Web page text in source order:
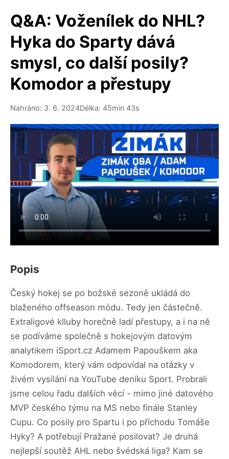
Q&A: Voženílek do NHL?
Hyka do Sparty dává
smysl, co další posily?
Komodor a přestupy
Nahráno: 3. 6. 2024Délka: 45min 43s
Popis
Český hokej se po božské sezoně ukládá do
blaženého offseason módu. Tedy jen částečně.
Extraligové klluby horečně ladí přestupy, a i na ně
se podíváme společně s hokejovým datovým
analytikem iSport.cz Adamem Papouškem aka
Komodorem, který vám odpovídal na otázky v
živém vysílání na YouTube deníku Sport. Probrali
jsme celou řadu dalších věcí - mimo jiné datového
MVP českého týmu na MS nebo finále Stanley
Cupu. Co posily pro Spartu i po příchodu Tomáše
Hyky? A potřebují Pražané posilovat? Je druhá
nejlepší soutěž AHL nebo švédská liga? Kam se